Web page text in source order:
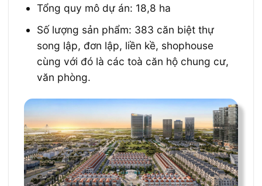
Tổng quy mô dự án: 18,8 ha
Số lượng sản phẩm: 383 căn biệt thự
song lập, đơn lập, liền kề, shophouse
cùng với đó là các toà căn hộ chung cư,
văn phòng.